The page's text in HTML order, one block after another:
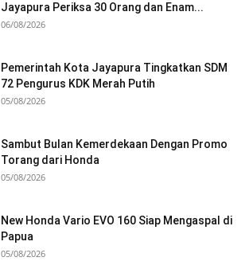
Jayapura Periksa 30 Orang dan Enam...
06/08/2026
Pemerintah Kota Jayapura Tingkatkan SDM
72 Pengurus KDK Merah Putih
05/08/2026
Sambut Bulan Kemerdekaan Dengan Promo
Torang dari Honda
05/08/2026
New Honda Vario EVO 160 Siap Mengaspal di
Papua
05/08/2026